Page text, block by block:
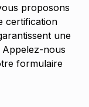
proposons
certification
une
nous
formulaire